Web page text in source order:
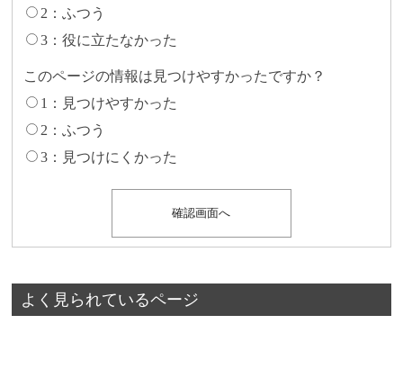
2：ふつう
3：役に立たなかった
このページの情報は見つけやすかったですか？
1：見つけやすかった
2：ふつう
3：見つけにくかった
よく見られているページ